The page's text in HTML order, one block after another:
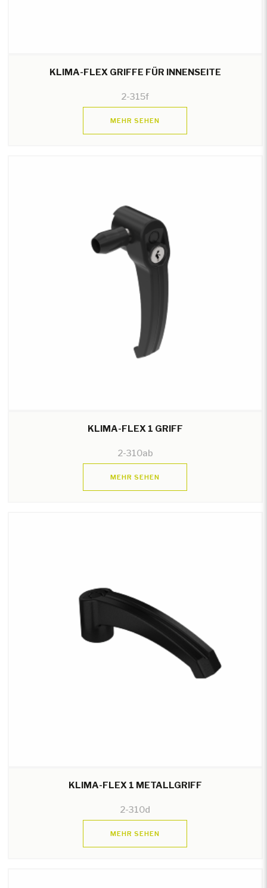
KLIMA-FLEX GRIFFE FÜR INNENSEITE
2-315f
MEHR SEHEN
KLIMA-FLEX 1 GRIFF
2-310ab
MEHR SEHEN
KLIMA-FLEX 1 METALLGRIFF
2-310d
MEHR SEHEN